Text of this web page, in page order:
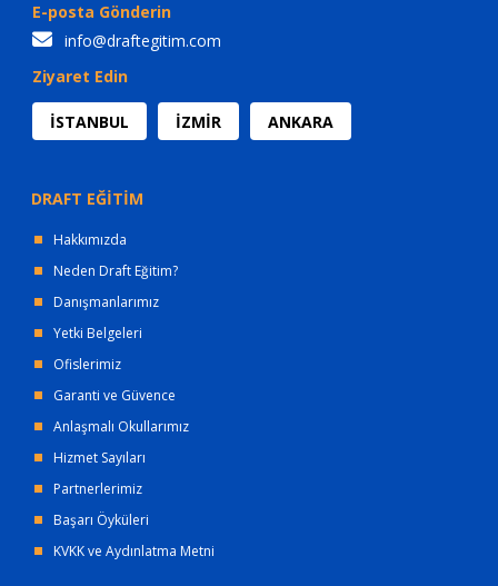
E-posta Gönderin
info@draftegitim.com
Ziyaret Edin
İSTANBUL İZMİR ANKARA
DRAFT EĞİTİM
Hakkımızda
Neden Draft Eğitim?
Danışmanlarımız
Yetki Belgeleri
Ofislerimiz
Garanti ve Güvence
Anlaşmalı Okullarımız
Hizmet Sayıları
Partnerlerimiz
Başarı Öyküleri
KVKK ve Aydınlatma Metni